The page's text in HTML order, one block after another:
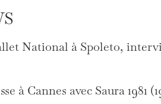
National à Spoleto,
à Cannes avec Saura 1981